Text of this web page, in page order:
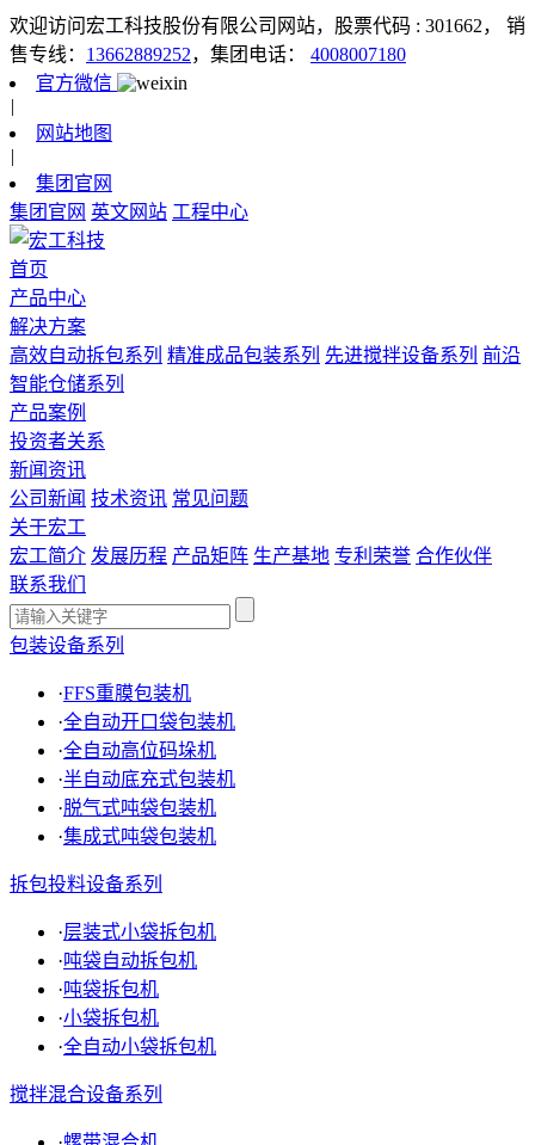
欢迎访问宏工科技股份有限公司网站，股票代码 : 301662，
销
售专线： 13662889252，集团电话： 4008007180
官方微信
|
网站地图
|
集团官网
集团官网 英文网站 工程中心
首页
产品中心
解决方案
高效自动拆包系列 精准成品包装系列 先进搅拌设备系列 前沿
智能仓储系列
产品案例
投资者关系
新闻资讯
公司新闻 技术资讯 常见问题
关于宏工
宏工简介 发展历程 产品矩阵 生产基地 专利荣誉 合作伙伴
联系我们
包装设备系列
·FFS重膜包装机
·全自动开口袋包装机
·全自动高位码垛机
·半自动底充式包装机
·脱气式吨袋包装机
·集成式吨袋包装机
拆包投料设备系列
·层装式小袋拆包机
·吨袋自动拆包机
·吨袋拆包机
·小袋拆包机
·全自动小袋拆包机
搅拌混合设备系列